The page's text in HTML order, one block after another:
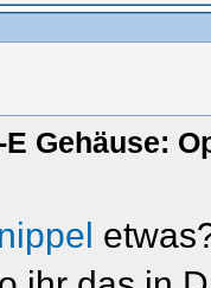
E Gehäuse: